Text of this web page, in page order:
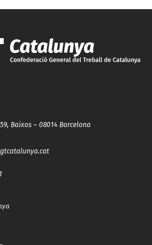
Baixos – 08014 Barcelona